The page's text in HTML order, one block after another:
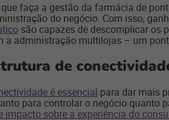
faça a gestão da farmácia de
do negócio. Com isso,
são capazes de descomplicar os
a administração multilojas – um
de
é essencial para dar mais
para controlar o negócio quanto
impacto sobre a experiência do